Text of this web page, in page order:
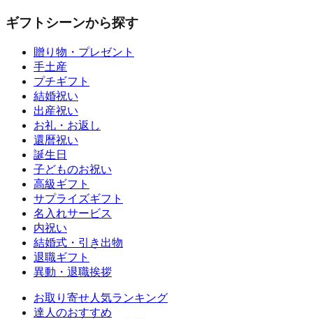
ギフトシーンから探す
贈り物・プレゼント
手土産
プチギフト
結婚祝い
出産祝い
お礼・お返し
還暦祝い
誕生日
子どものお祝い
高級ギフト
サプライズギフト
名入れサービス
内祝い
結婚式・引き出物
退職ギフト
異動・退職挨拶
お取り寄せ人気ランキング
達人のおすすめ